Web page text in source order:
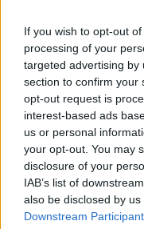
If you wish to opt-out
processing of your
targeted advertising by
section to confirm your
opt-out request is
interest-based ads
us or personal
your opt-out. You may
disclosure of your
IAB’s list of
also be disclosed by
Downstream
testmoment och
bakläxa till forna
Text
Nils Svärd
Fotograf
Fredrik Diits Vikström